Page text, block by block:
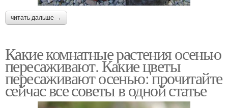
читать дальше →
Какие комнатные растения осенью
пересаживают. Какие цветы
пересаживают осенью: прочитайте
сейчас все советы в одной статье